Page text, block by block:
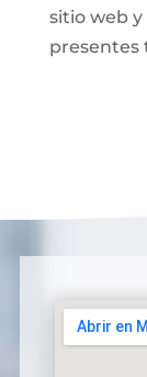
sitio web
presentes